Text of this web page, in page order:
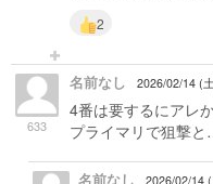
2
633
名前なし 2026/02/14 (
4番は要するにアレ
プライマリで狙撃
名前なし 2026/02/14